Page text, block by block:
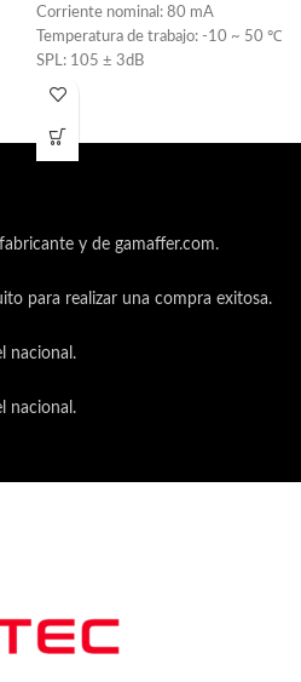
Corriente nominal: 80 mA
Temperatura de trabajo: -10 ~ 50 ℃
SPL: 105 ± 3dB
Frecuencia de flash: 90 veces /
Peso: 210g
y de gamaffer.com.
para realizar una compra exitosa.
nacional.
nacional.